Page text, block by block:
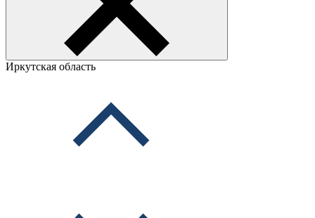
Иркутская область